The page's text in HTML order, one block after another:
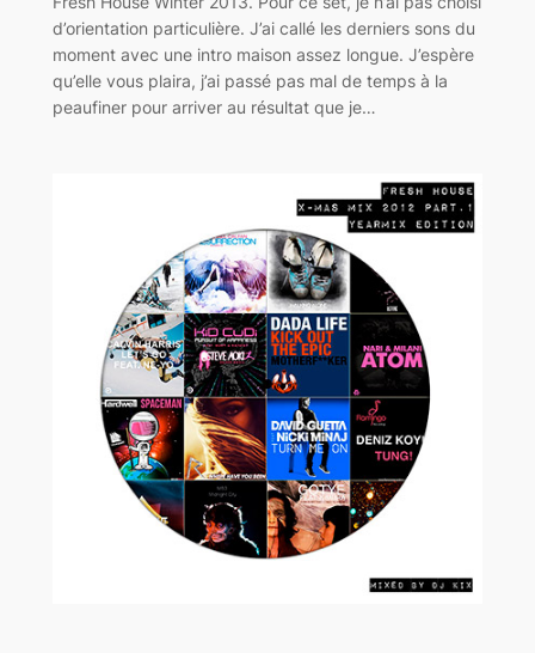
d’orientation particulière. J’ai callé les derniers sons du
moment avec une intro maison assez longue. J’espère
qu’elle vous plaira, j’ai passé pas mal de temps à la
peaufiner pour arriver au résultat que je…